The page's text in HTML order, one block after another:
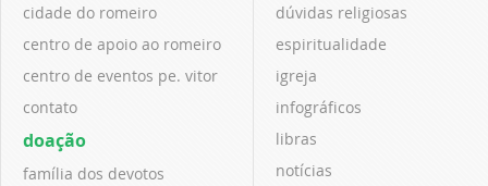
cidade do romeiro
centro de apoio ao romeiro
centro de eventos pe. vitor
contato
doação
família dos devotos
dúvidas religiosas
espiritualidade
igreja
infográficos
libras
notícias